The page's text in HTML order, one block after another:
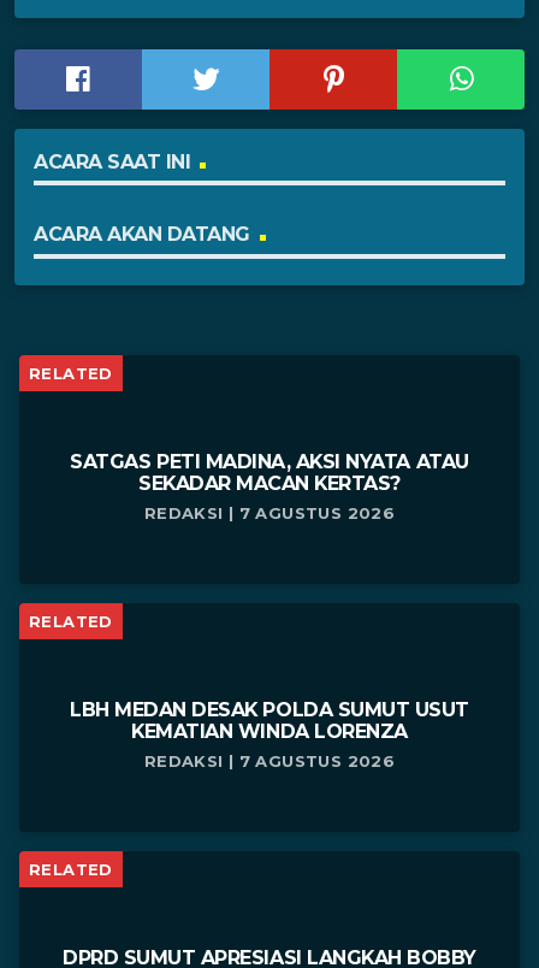
ACARA SAAT INI
ACARA AKAN DATANG
RELATED
SATGAS PETI MADINA, AKSI NYATA ATAU
SEKADAR MACAN KERTAS?
REDAKSI | 7 AGUSTUS 2026
RELATED
LBH MEDAN DESAK POLDA SUMUT USUT
KEMATIAN WINDA LORENZA
REDAKSI | 7 AGUSTUS 2026
RELATED
DPRD SUMUT APRESIASI LANGKAH BOBBY